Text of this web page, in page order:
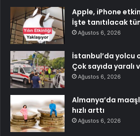
Apple, iPhone
İşte tanıtılacak
Ağustos 6, 2026
İstanbul’da yolcu
Çok sayıda yaralı
Ağustos 6, 2026
Almanya’da
hızlı arttı
Ağustos 6, 2026